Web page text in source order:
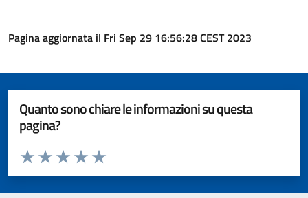
Pagina aggiornata il Fri Sep 29 16:56:28 CEST 2023
Quanto sono chiare le informazioni su questa
pagina?
Valuta da 1 a 5 stelle la pagina
Valuta 5 stelle su 5
Valuta 4 stelle su 5
Valuta 3 stelle su 5
Valuta 2 stelle su 5
Valuta 1 stelle su 5